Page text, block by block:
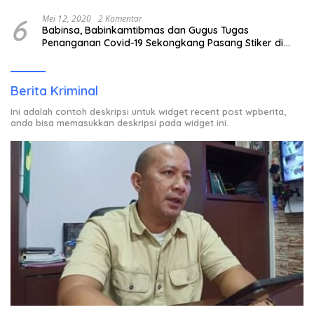
6 Mei 12, 2020 2 Komentar
Babinsa, Babinkamtibmas dan Gugus Tugas
Penanganan Covid-19 Sekongkang Pasang Stiker di
Berita Kriminal
Ini adalah contoh deskripsi untuk widget recent post wpberita,
anda bisa memasukkan deskripsi pada widget ini.